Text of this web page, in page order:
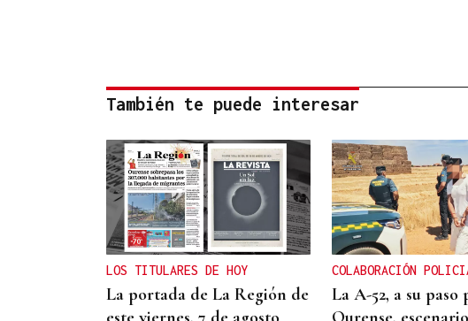
También te puede interesar
LOS TITULARES DE HOY
La portada de La Región de
COLABORACIÓN
La A-52, a su paso